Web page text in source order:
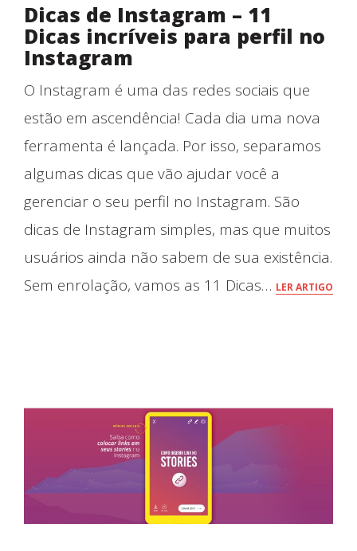
Blog
Dicas de Instagram – 11
Dicas incríveis para perfil no
Instagram
O Instagram é uma das redes sociais que
estão em ascendência! Cada dia uma nova
ferramenta é lançada. Por isso, separamos
algumas dicas que vão ajudar você a
gerenciar o seu perfil no Instagram. São
dicas de Instagram simples, mas que muitos
usuários ainda não sabem de sua existência.
Sem enrolação, vamos as 11 Dicas… LER ARTIGO